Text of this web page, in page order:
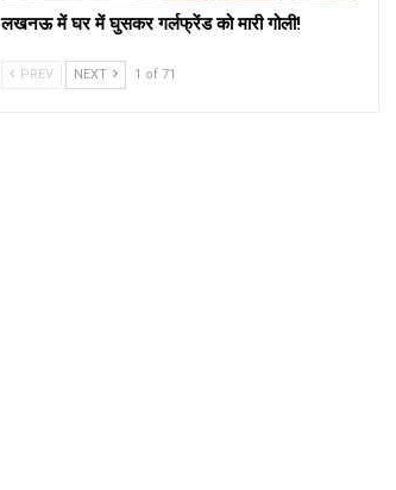
लखनऊ में घर में घुसकर गर्लफ्रेंड को मारी गोली!
PREV NEXT 1 of 71